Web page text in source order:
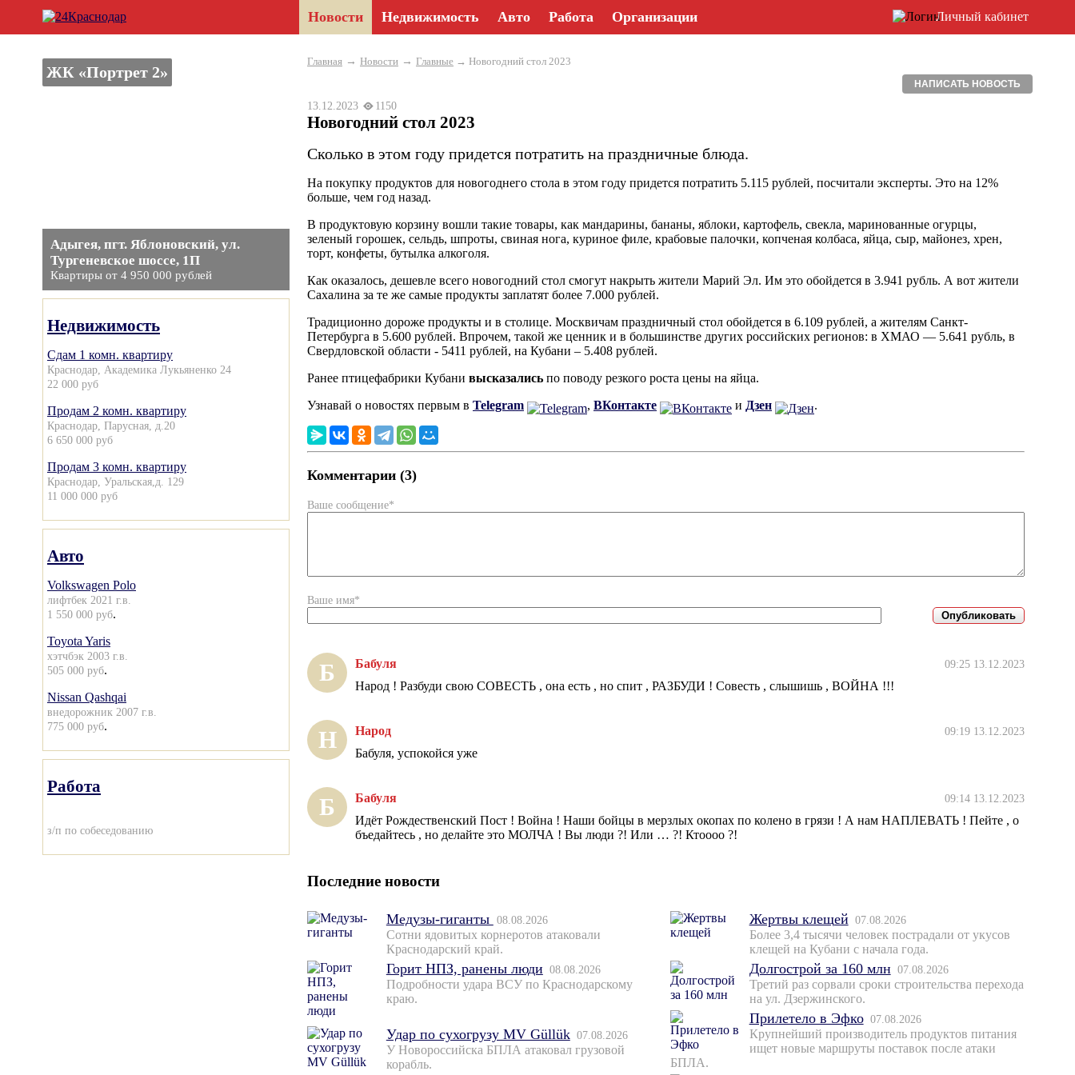
Новости Недвижимость Авто Работа Организации Личный кабинет
ЖК «Портрет 2»
Адыгея, пгт. Яблоновский, ул.
Тургеневское шоссе, 1П
Квартиры от 4 950 000 рублей
Недвижимость
Сдам 1 комн. квартиру
Краснодар, Академика Лукьяненко 24
22 000 руб
Продам 2 комн. квартиру
Краснодар, Парусная, д.20
6 650 000 руб
Продам 3 комн. квартиру
Краснодар, Уральская,д. 129
11 000 000 руб
Авто
Volkswagen Polo
лифтбек 2021 г.в.
1 550 000 руб.
Toyota Yaris
хэтчбэк 2003 г.в.
505 000 руб.
Nissan Qashqai
внедорожник 2007 г.в.
775 000 руб.
Работа
з/п по собеседованию
Главная → Новости → Главные → Новогодний стол 2023
НАПИСАТЬ НОВОСТЬ
13.12.2023 1150
Новогодний стол 2023
Сколько в этом году придется потратить на праздничные блюда.
На покупку продуктов для новогоднего стола в этом году придется потратить 5.115 рублей, посчитали эксперты. Это на 12%
больше, чем год назад.
В продуктовую корзину вошли такие товары, как мандарины, бананы, яблоки, картофель, свекла, маринованные огурцы,
зеленый горошек, сельдь, шпроты, свиная нога, куриное филе, крабовые палочки, копченая колбаса, яйца, сыр, майонез, хрен,
торт, конфеты, бутылка алкоголя.
Как оказалось, дешевле всего новогодний стол смогут накрыть жители Марий Эл. Им это обойдется в 3.941 рубль. А вот жители
Сахалина за те же самые продукты заплатят более 7.000 рублей.
Традиционно дороже продукты и в столице. Москвичам праздничный стол обойдется в 6.109 рублей, а жителям Санкт-
Петербурга в 5.600 рублей. Впрочем, такой же ценник и в большинстве других российских регионов: в ХМАО — 5.641 рубль, в
Свердловской области - 5411 рублей, на Кубани – 5.408 рублей.
Ранее птицефабрики Кубани высказались по поводу резкого роста цены на яйца.
Узнавай о новостях первым в Telegram , ВКонтакте и Дзен .
Комментарии (3)
Ваше сообщение*
Ваше имя*
Б Бабуля 09:25 13.12.2023
Народ ! Разбуди свою СОВЕСТЬ , она есть , но спит , РАЗБУДИ ! Совесть , слышишь , ВОЙНА !!!
Н Народ 09:19 13.12.2023
Бабуля, успокойся уже
Б Бабуля 09:14 13.12.2023
Идёт Рождественский Пост ! Война ! Наши бойцы в мерзлых окопах по колено в грязи ! А нам НАПЛЕВАТЬ ! Пейте , о
бъедайтесь , но делайте это МОЛЧА ! Вы люди ?! Или … ?! Ктоооо ?!
Последние новости
Медузы-гиганты 08.08.2026
Сотни ядовитых корнеротов атаковали
Краснодарский край.
Горит НПЗ, ранены люди 08.08.2026
Подробности удара ВСУ по Краснодарскому
краю.
Удар по сухогрузу MV Güllük 07.08.2026
У Новороссийска БПЛА атаковал грузовой
корабль.
Жертвы клещей 07.08.2026
Более 3,4 тысячи человек пострадали от укусов
клещей на Кубани с начала года.
Долгострой за 160 млн 07.08.2026
Третий раз сорвали сроки строительства перехода
на ул. Дзержинского.
Прилетело в Эфко 07.08.2026
Крупнейший производитель продуктов питания
ищет новые маршруты поставок после атаки
БПЛА.